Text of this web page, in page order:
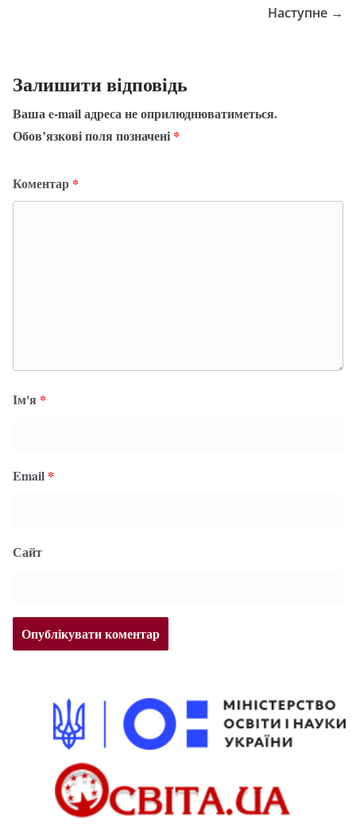
Наступне →
Залишити відповідь
Ваша e-mail адреса не оприлюднюватиметься.
Обов’язкові поля позначені *
Коментар *
Ім'я *
Email *
Сайт